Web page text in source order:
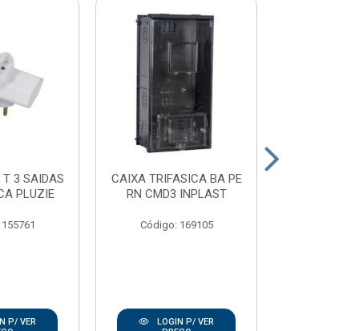
T 3 SAIDAS
PLUZIE
P/ VER
CAIXA TRIFASICA BA PE
RN CMD3 INPLAST
Código: 169105
LOGIN P/ VER